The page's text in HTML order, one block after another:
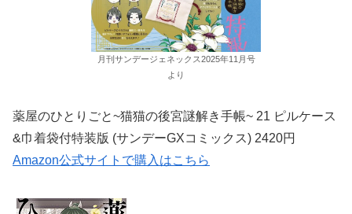
月刊サンデージェネックス2025年11月号
より
薬屋のひとりごと~猫猫の後宮謎解き手帳~ 21 ピルケース
&巾着袋付特装版 (サンデーGXコミックス) 2420円
Amazon公式サイトで購入はこちら